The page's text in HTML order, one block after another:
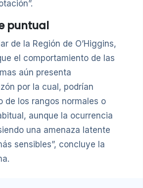
puntual
de la Región de O’Higgins,
el comportamiento de las
aún presenta
por la cual, podrían
de los rangos normales o
aunque la ocurrencia
una amenaza latente
sensibles”, concluye la